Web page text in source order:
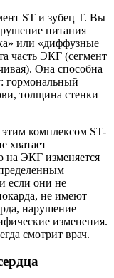
ST и зубец T. Вы
питания
или «диффузные
часть ЭКГ (сегмент
Она способна
гормональный
толщина стенки
этим комплексом ST-
хватает
на ЭКГ изменяется
если они не
не имеют
нарушение
изменения.
смотрит врач.